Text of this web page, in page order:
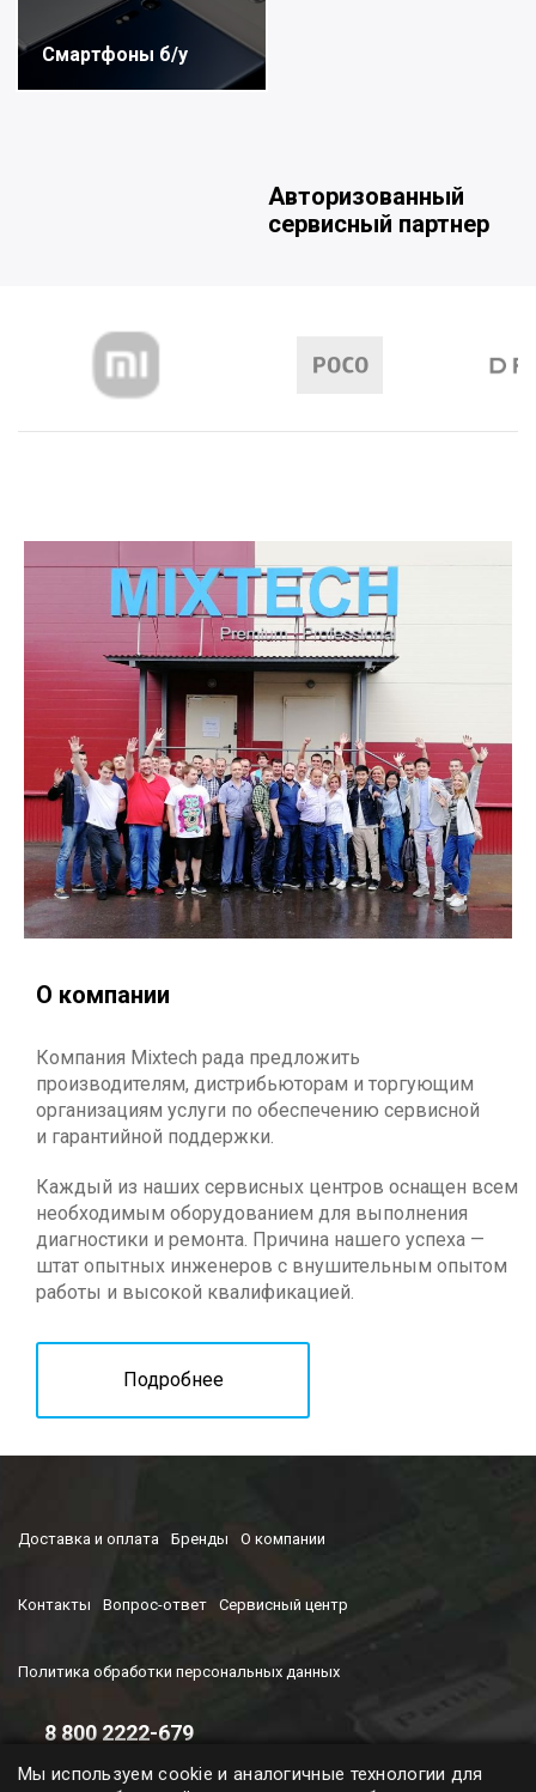
Смартфоны б/у
Авторизованный
сервисный партнер
О компании
Компания Mixtech рада предложить
производителям, дистрибьюторам и торгующим
организациям услуги по обеспечению сервисной
и гарантийной поддержки.
Каждый из наших сервисных центров оснащен всем
необходимым оборудованием для выполнения
диагностики и ремонта. Причина нашего успеха —
штат опытных инженеров с внушительным опытом
работы и высокой квалификацией.
Подробнее
Доставка и оплата Бренды О компании
Контакты Вопрос-ответ Сервисный центр
Политика обработки персональных данных
8 800 2222-679
с 9-00 до 19-00 (ПН-ПТ)
Мы используем cookie и аналогичные технологии для